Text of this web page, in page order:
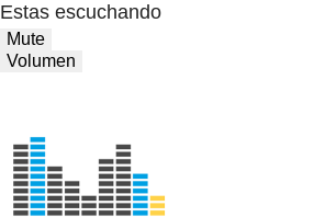
Estas escuchando
Mute
Volumen